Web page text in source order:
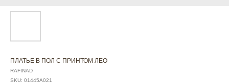
ПЛАТЬЕ В ПОЛ С ПРИНТОМ ЛЕО
RAFINAD
SKU: 01445А021